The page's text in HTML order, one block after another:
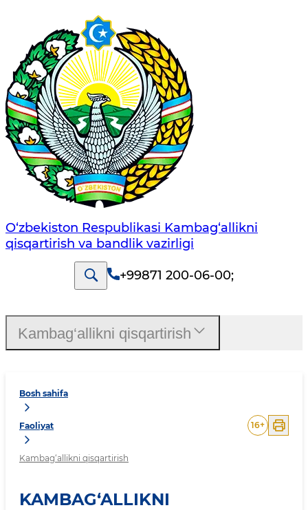
O‘zbekiston Respublikasi Kambag‘allikni
qisqartirish va bandlik vazirligi
+99871 200-06-00;
Bosh sahifa
Faoliyat
Kambag‘allikni qisqartirish
16+
KAMBAG‘ALLIKNI
Kambag‘allikni qisqartirish